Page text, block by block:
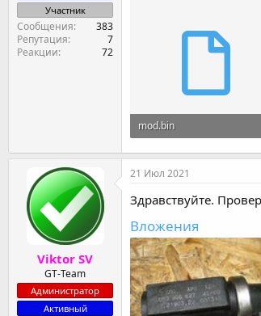
Участник
Сообщения
383
Репутация
7
Реакции
72
mod.bin
512 KB · Просмотры: 4
Viktor SV
GT-Team
Администратор
Активный
21 Июл 2021
Здравствуйте.
Вложения